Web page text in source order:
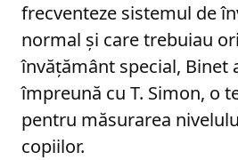
frecventeze sistemul de
normal și care trebuiau
învățământ special, Binet
împreună cu T. Simon, o
pentru măsurarea
copiilor.